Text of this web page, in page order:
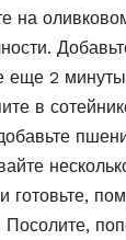
на
еще 2
в
готовьте,